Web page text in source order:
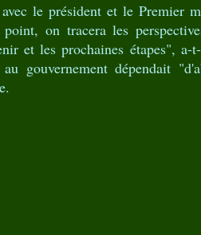
le président et le Premier
on tracera les
et les prochaines étapes",
gouvernement dépendait